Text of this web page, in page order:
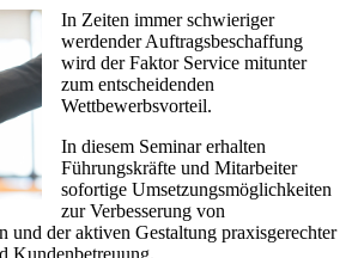
In Zeiten immer schwieriger
werdender Auftragsbeschaffung
wird der Faktor Service mitunter
zum entscheidenden
Wettbewerbsvorteil.
In diesem Seminar erhalten
Führungskräfte und Mitarbeiter
sofortige Umsetzungsmöglichkeiten
zur Verbesserung von
und der aktiven Gestaltung praxisgerechter